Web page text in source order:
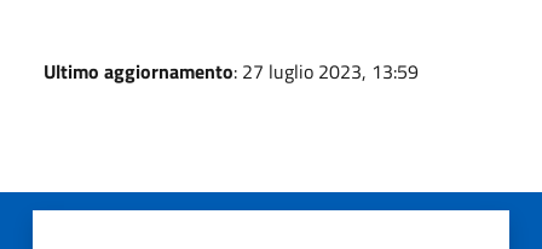
Ultimo aggiornamento: 27 luglio 2023, 13:59